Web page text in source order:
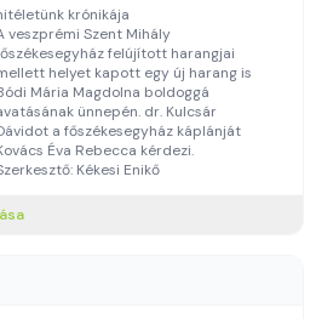
krónikája
veszprémi Szent Mihály
felújított harangjai
helyet kapott egy új harang is
Mária Magdolna boldoggá
ünnepén. dr. Kulcsár
a főszékesegyház káplánját
Éva Rebecca kérdezi.
Kékesi Enikő